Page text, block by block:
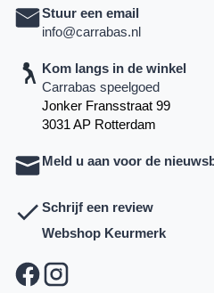
Stuur een email
info@carrabas.nl
Kom langs in de winkel
Carrabas speelgoed
Jonker Fransstraat 99
3031 AP Rotterdam
Meld u aan voor de
Schrijf een review
Webshop Keurmerk